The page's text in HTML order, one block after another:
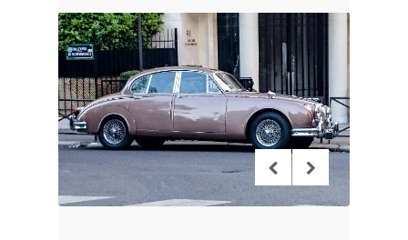
BONJOURLAVIEILLE ?
MODÈLES ET MARQUES
COMMENT FONCTIONNE BLV ?